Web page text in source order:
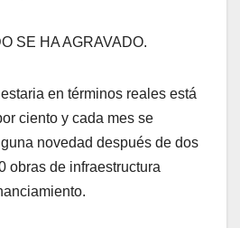
SE HA AGRAVADO.
en términos reales está
ciento y cada mes se
novedad después de dos
obras de infraestructura